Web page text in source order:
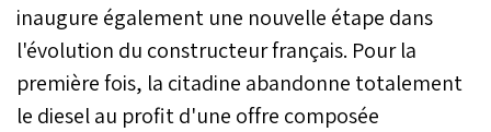
inaugure également une nouvelle étape dans
l'évolution du constructeur français. Pour la
première fois, la citadine abandonne totalement
le diesel au profit d'une offre composée